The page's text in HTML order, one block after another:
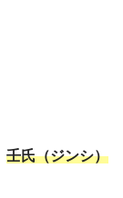
壬氏（ジンシ）